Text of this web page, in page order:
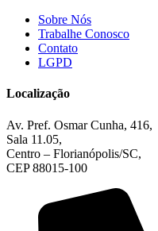
Sobre Nós
Trabalhe Conosco
Contato
LGPD
Localização
Av. Pref. Osmar Cunha, 416,
Sala 11.05,
Centro – Florianópolis/SC,
CEP 88015-100